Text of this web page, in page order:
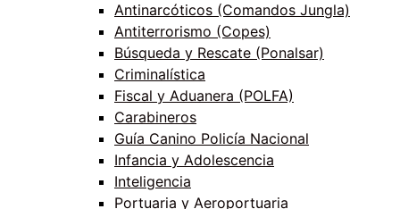
Antinarcóticos (Comandos Jungla)
Antiterrorismo (Copes)
Búsqueda y Rescate (Ponalsar)
Criminalística
Fiscal y Aduanera (POLFA)
Carabineros
Guía Canino Policía Nacional
Infancia y Adolescencia
Inteligencia
Portuaria y Aeroportuaria